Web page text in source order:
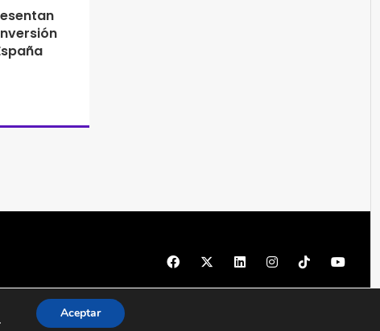
© 1997 - 2026 PRODU - Todos los derechos reservados
Aceptar